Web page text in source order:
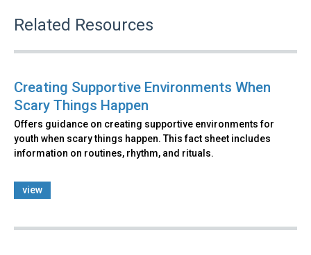
Related Resources
Creating Supportive Environments When
Scary Things Happen
Offers guidance on creating supportive environments for
youth when scary things happen. This fact sheet includes
information on routines, rhythm, and rituals.
view